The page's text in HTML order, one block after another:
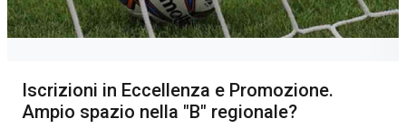
Iscrizioni in Eccellenza e Promozione.
Ampio spazio nella "B" regionale?